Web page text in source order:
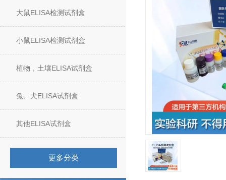
大鼠ELISA检测试剂盒
小鼠ELISA检测试剂盒
植物，土壤ELISA试剂盒
兔、犬ELISA试剂盒
其他ELISA试剂盒
更多分类